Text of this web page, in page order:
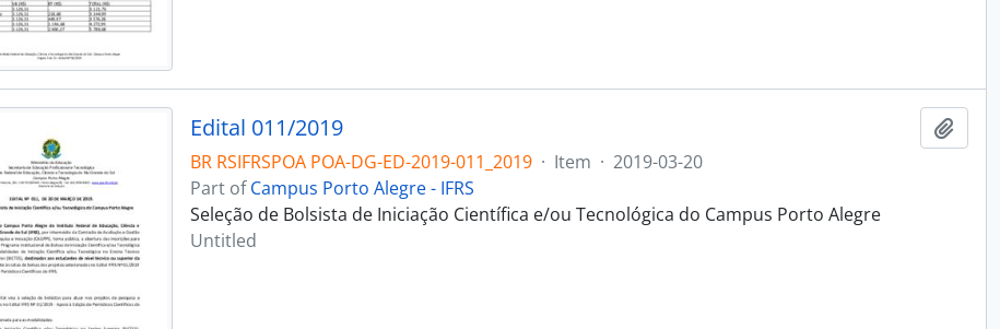
Edital 011/2019
BR RSIFRSPOA POA-DG-ED-2019-011_2019 · Item · 2019-03-20
Part ofCampus Porto Alegre - IFRS
Seleção de Bolsista de Iniciação Científica e/ou Tecnológica do Campus Porto Alegre
Untitled